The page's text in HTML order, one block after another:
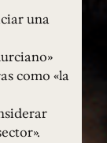
una
como «la